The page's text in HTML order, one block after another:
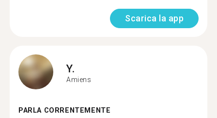
Scarica la app
Y.
Amiens
PARLA CORRENTEMENTE